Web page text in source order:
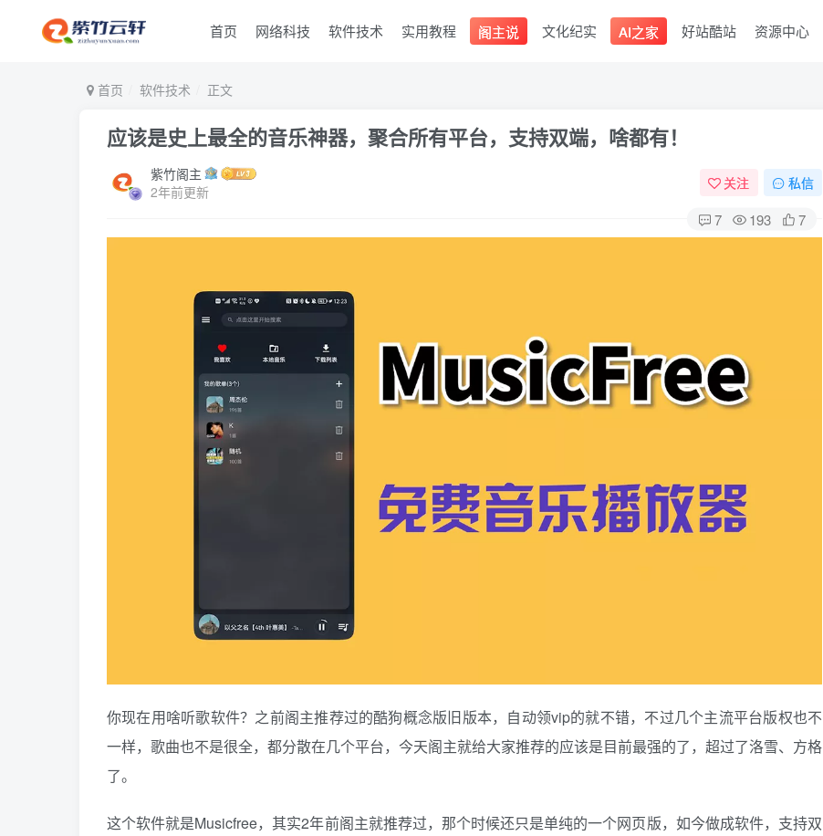
首页 网络科技 软件技术 实用教程 阁主说 文化纪实 AI之家 好站酷站 资源中心
首页 软件技术 正文
应该是史上最全的音乐神器，聚合所有平台，支持双端，啥都有！
紫竹阁主
2年前更新
关注 私信
7 193 7
你现在用啥听歌软件？之前阁主推荐过的酷狗概念版旧版本，自动领vip的就不错，不过几个主流平台版权也不
一样，歌曲也不是很全，都分散在几个平台，今天阁主就给大家推荐的应该是目前最强的了，超过了洛雪、方格
了。
这个软件就是Musicfree，其实2年前阁主就推荐过，那个时候还只是单纯的一个网页版，如今做成软件，支持双